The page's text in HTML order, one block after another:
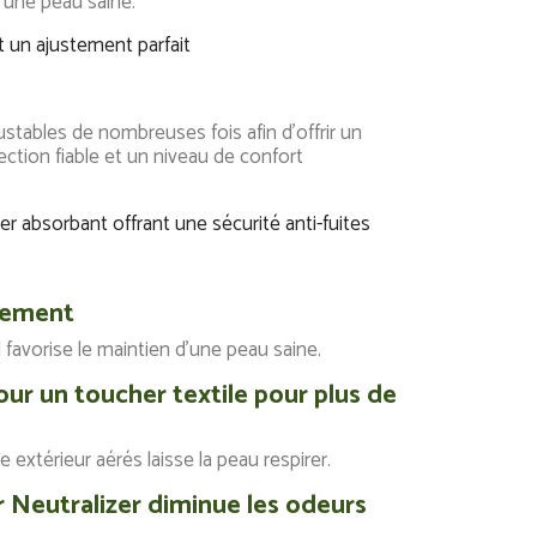
un ajustement parfait
de nombreuses fois afin d'offrir un
fiable et un niveau de confort
absorbant offrant une sécurité anti-fuites
le maintien d'une peau saine.
un toucher textile pour plus de
aérés laisse la peau respirer.
diminue les odeurs